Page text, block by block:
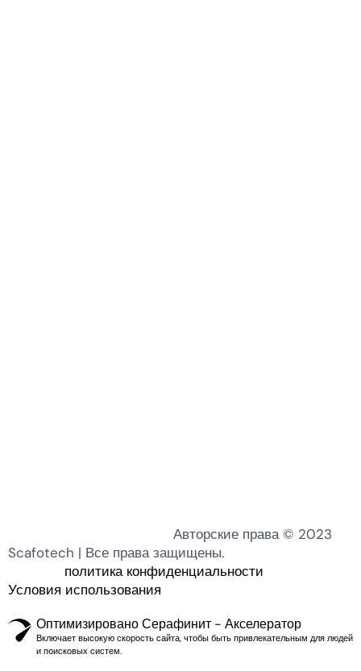
Авторские права © 2023
Scafotech | Все права защищены.
политика конфиденциальности
Условия использования
Оптимизировано Серафинит - Акселератор
Включает высокую скорость сайта, чтобы быть привлекательным для людей
и поисковых систем.